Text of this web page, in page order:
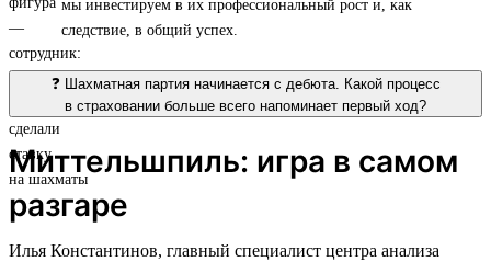
мы инвестируем в их профессиональный рост и, как
следствие, в общий успех.
❓ Шахматная партия начинается с дебюта. Какой процесс
в страховании больше всего напоминает первый ход?
Миттельшпиль: игра в самом
разгаре
Илья Константинов, главный специалист центра анализа